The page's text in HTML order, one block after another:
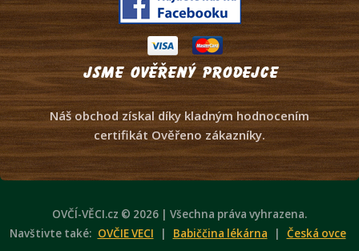
Jsme ověřený prodejce
Náš obchod získal díky kladným hodnocením
certifikát Ověřeno zákazníky.
OVČÍ-VĚCI.cz © 2026 | Všechna práva vyhrazena.
Navštivte také: OVČIE VECI | Babiččina lékárna | Česká ovce